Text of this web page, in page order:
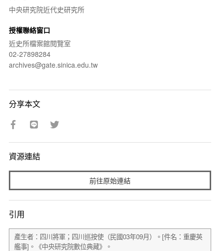
中央研究院近代史研究所
授權聯絡窗口
近史所檔案館閱覽室
02-27898284
archives@gate.sinica.edu.tw
分享本文
資源連結
前往原始連結
引用